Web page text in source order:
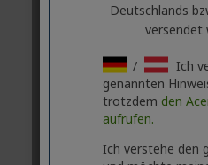
Deutschlands
versendet
/
Ich
genannten
trotzdem den
aufrufen.
Ich verstehe den